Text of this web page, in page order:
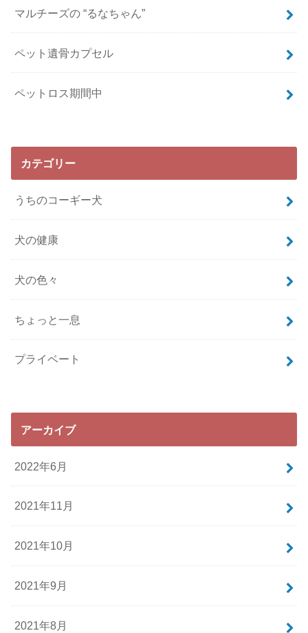
マルチーズの “るなちゃん”
ペット遺骨カプセル
ペットロス期間中
カテゴリー
うちのコーギー犬
犬の健康
犬の色々
ちょっと一息
プライベート
アーカイブ
2022年6月
2021年11月
2021年10月
2021年9月
2021年8月